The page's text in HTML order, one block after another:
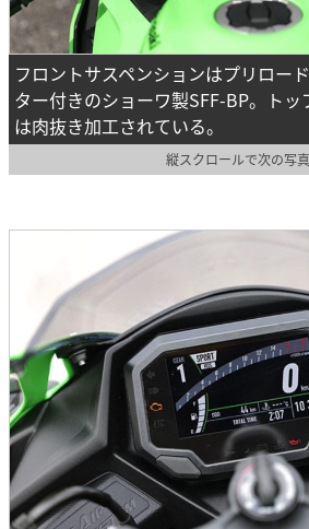
フロントサスペンションはプリロー
ター付きのショーワ製SFF-BP。トッ
は肉抜き加工されている。
縦スクロールで次の写